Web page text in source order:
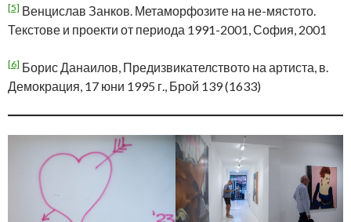
[5] Венцислав Занков. Метаморфозите на не-мястото.
Текстове и проекти от периода 1991-2001, София, 2001
[6] Борис Данаилов, Предизвикателството на артиста, в.
Демокрация, 17 юни 1995 г., Брой 139 (1633)